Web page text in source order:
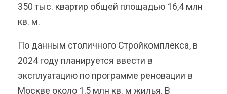
350 тыс. квартир общей площадью 16,4 млн
кв. м.
По данным столичного Стройкомплекса, в
2024 году планируется ввести в
эксплуатацию по программе реновации в
Москве около 1,5 млн кв. м жилья. В